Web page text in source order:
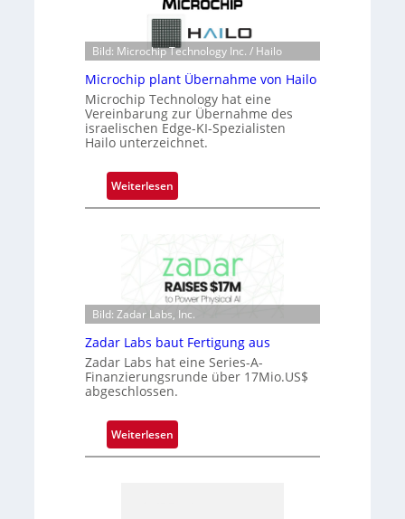
k
s
t
n
e
ü
b
n
m
t
D
a
k
V
i
o
Bild: Microchip Technology Inc. / Hailo
Microchip plant Übernahme von Hailo
Microchip Technology hat eine
Vereinbarung zur Übernahme des
israelischen Edge-KI-Spezialisten
Hailo unterzeichnet.
Weiterlesen
M
r
o
c
h
i
p
p
l
t
Bild: Zadar Labs, Inc.
Zadar Labs baut Fertigung aus
Zadar Labs hat eine Series-A-
Finanzierungsrunde über 17Mio.US$
abgeschlossen.
Weiterlesen
Z